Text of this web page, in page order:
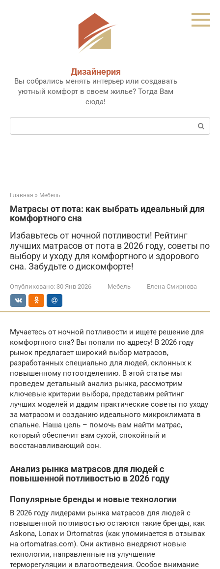
Дизайнерия
Вы собрались менять интерьер или создавать
уютный комфорт в своем жилье? Тогда Вам
сюда!
Поиск:
Главная » Мебель
Матрасы от пота: как выбрать идеальный для
комфортного сна
Избавьтесь от ночной потливости! Рейтинг
лучших матрасов от пота в 2026 году, советы по
выбору и уходу для комфортного и здорового
сна. Забудьте о дискомфорте!
Опубликовано: 30 Янв 2026 Мебель Елена Смирнова
Мучаетесь от ночной потливости и ищете решение для
комфортного сна? Вы попали по адресу! В 2026 году
рынок предлагает широкий выбор матрасов,
разработанных специально для людей, склонных к
повышенному потоотделению. В этой статье мы
проведем детальный анализ рынка, рассмотрим
ключевые критерии выбора, представим рейтинг
лучших моделей и дадим практические советы по уходу
за матрасом и созданию идеального микроклимата в
спальне. Наша цель – помочь вам найти матрас,
который обеспечит вам сухой, спокойный и
восстанавливающий сон.
Анализ рынка матрасов для людей с
повышенной потливостью в 2026 году
Популярные бренды и новые технологии
В 2026 году лидерами рынка матрасов для людей с
повышенной потливостью остаются такие бренды, как
Askona, Lonax и Ortomatras (как упоминается в отзывах
на ortomatras.com). Они активно внедряют новые
технологии, направленные на улучшение
терморегуляции и влагоотведения. Особое внимание